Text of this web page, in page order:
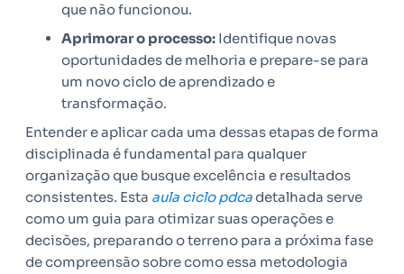
que não funcionou.
Aprimorar o processo: Identifique novas
oportunidades de melhoria e prepare-se para
um novo ciclo de aprendizado e
transformação.
Entender e aplicar cada uma dessas etapas de forma
disciplinada é fundamental para qualquer
organização que busque excelência e resultados
consistentes. Esta aula ciclo pdcadetalhada serve
como um guia para otimizar suas operações e
decisões, preparando o terreno para a próxima fase
de compreensão sobre como essa metodologia